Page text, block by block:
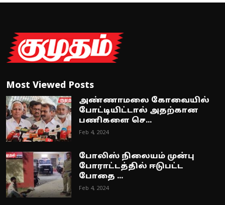
Most Viewed Posts
அண்ணாமலை கோவையில்
போட்டியிட்டால் அதற்கான
பணிகளை செ...
Feb 4, 2024
போலிஸ் நிலையம் முன்பு
போராட்டத்தில் ஈடுபட்ட
போதை ...
Feb 4, 2024